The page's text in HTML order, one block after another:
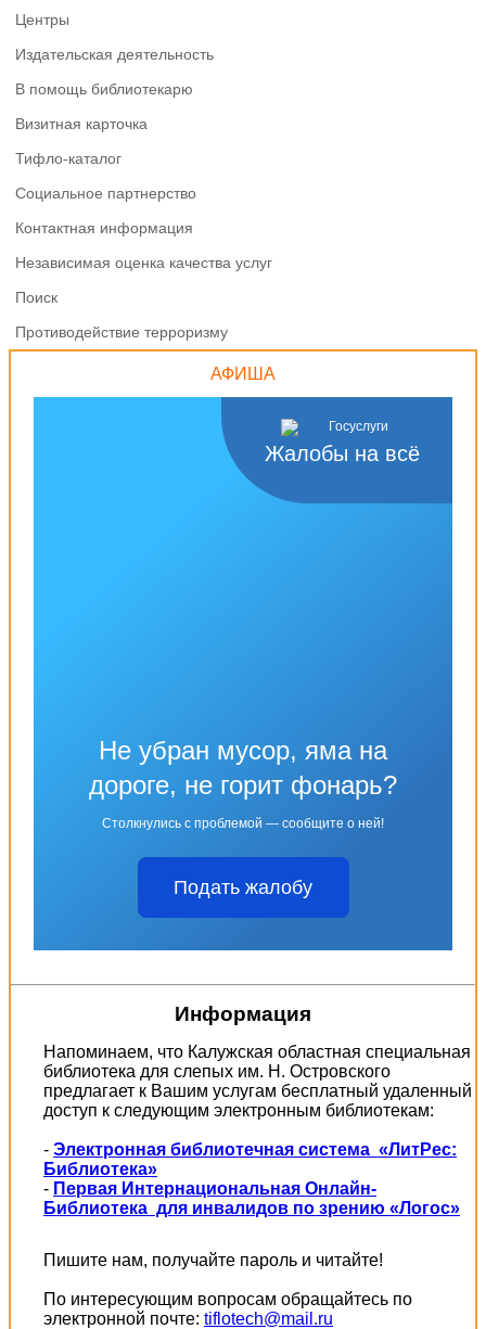
Центры
Издательская деятельность
В помощь библиотекарю
Визитная карточка
Тифло-каталог
Социальное партнерство
Контактная информация
Независимая оценка качества услуг
Поиск
Противодействие терроризму
АФИША
Жалобы на всё
Не убран мусор, яма на
дороге, не горит фонарь?
Столкнулись с проблемой — сообщите о ней!
Подать жалобу
Информация
Напоминаем, что Калужская областная специальная
библиотека для слепых им. Н. Островского
предлагает к Вашим услугам бесплатный удаленный
доступ к следующим электронным библиотекам:
- Электронная библиотечная система «ЛитРес:
Библиотека»
- Первая Интернациональная Онлайн-
Библиотека для инвалидов по зрению «Логос»
Пишите нам, получайте пароль и читайте!
По интересующим вопросам обращайтесь по
электронной почте: tiflotech@mail.ru